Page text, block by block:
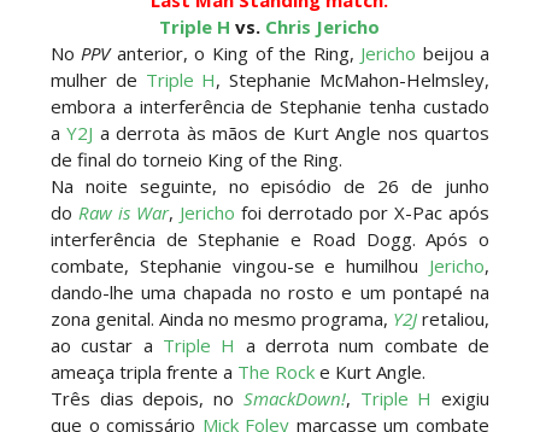
WWE: Lola Vice despede-se do NXT após derrota
no Underground Match
SCSA867 - Aug 06 2026
WWE: Bianca Belair e Montez Ford dão as boas-
vindas ao primeiro filho
SCSA867-Aug 05 2026
WWE: Brock Lesnar confirma que se retirou no
SummerSlam
Triple H vs. Chris Jericho
No PPVanterior, o King of the Ring, Jericho beijou a
mulher de Triple H, Stephanie McMahon-Helmsley,
embora a interferência de Stephanie tenha custado
aY2J a derrota às mãos de Kurt Angle nos quartos
de final do torneio King of the Ring.
Na noite seguinte, no episódio de 26 de junho
do Raw is War, Jericho foi derrotado por X-Pac após
interferência de Stephanie e Road Dogg. Após o
combate, Stephanie vingou-se e humilhou Jericho,
dando-lhe uma chapada no rosto e um pontapé na
zona genital. Ainda no mesmo programa, Y2J retaliou,
ao custar a Triple H a derrota num combate de
ameaça tripla frente a The Rocke Kurt Angle.
Três dias depois, no SmackDown!, Triple H exigiu
que o comissário Mick Foley marcasse um combate